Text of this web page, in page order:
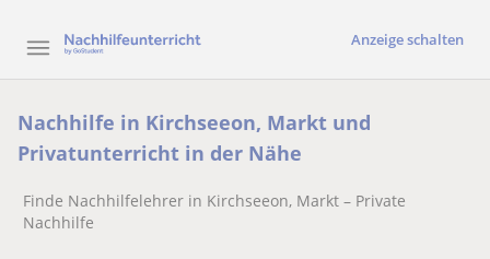
Anzeige schalten
Nachhilfe in Kirchseeon, Markt und
Privatunterricht in der Nähe
Finde Nachhilfelehrer in Kirchseeon, Markt – Private
Nachhilfe